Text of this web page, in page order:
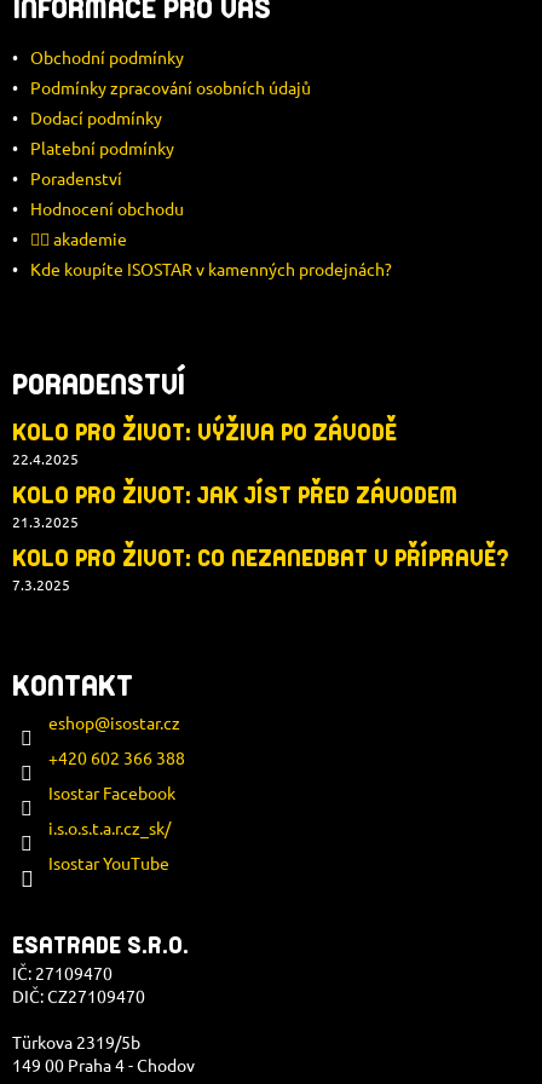
P
A
T
INFORMACE PRO VÁS
Obchodní podmínky
Podmínky zpracování osobních údajů
Dodací podmínky
Platební podmínky
Poradenství
Hodnocení obchodu
🚴‍♂️ akademie
Kde koupíte ISOSTAR v kamenných prodejnách?
PORADENSTVÍ
KOLO PRO ŽIVOT: VÝŽIVA PO ZÁVODĚ
22.4.2025
KOLO PRO ŽIVOT: JAK JÍST PŘED ZÁVODEM
21.3.2025
KOLO PRO ŽIVOT: CO NEZANEDBAT V PŘÍPRAVĚ?
7.3.2025
KONTAKT
eshop@isostar.cz
+420 602 366 388
Isostar Facebook
i.s.o.s.t.a.r.cz_sk/
Isostar YouTube
ESATRADE S.R.O.
IČ: 27109470
DIČ: CZ27109470
Türkova 2319/5b
149 00 Praha 4 - Chodov